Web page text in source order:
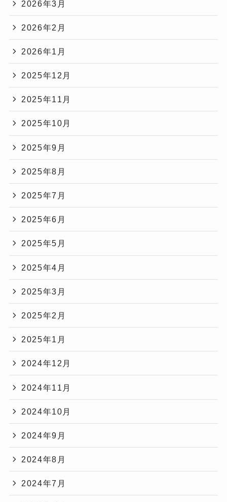
2026年3月
2026年2月
2026年1月
2025年12月
2025年11月
2025年10月
2025年9月
2025年8月
2025年7月
2025年6月
2025年5月
2025年4月
2025年3月
2025年2月
2025年1月
2024年12月
2024年11月
2024年10月
2024年9月
2024年8月
2024年7月